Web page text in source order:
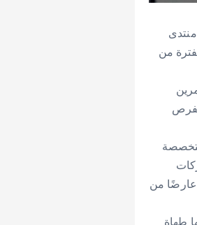
من
ورواد الأعمال في الامتثال لمتطلبات الحلال العالمية، كما يشمل المنتدى معارض دولية بمشاركة أكثر من 150 عارضًا من
طهاة